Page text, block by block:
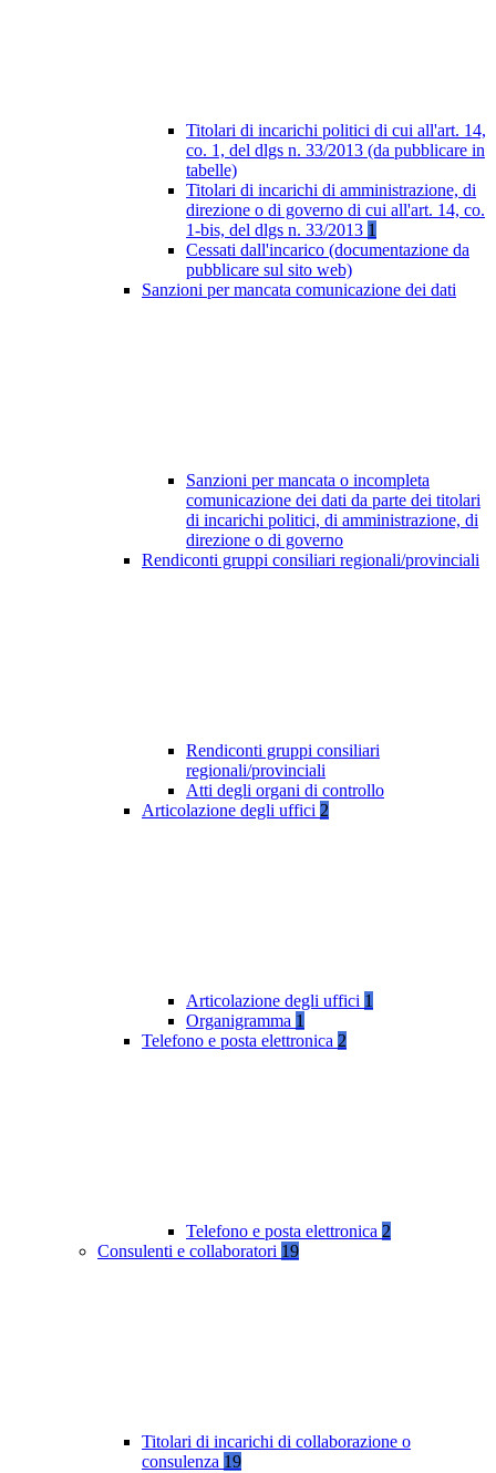
Titolari di incarichi politici di cui all'art. 14,
co. 1, del dlgs n. 33/2013 (da pubblicare in
tabelle)
Titolari di incarichi di amministrazione, di
direzione o di governo di cui all'art. 14, co.
1-bis, del dlgs n. 33/2013 1
Cessati dall'incarico (documentazione da
pubblicare sul sito web)
Sanzioni per mancata comunicazione dei dati
Sanzioni per mancata o incompleta
comunicazione dei dati da parte dei titolari
di incarichi politici, di amministrazione, di
direzione o di governo
Rendiconti gruppi consiliari regionali/provinciali
Rendiconti gruppi consiliari
regionali/provinciali
Atti degli organi di controllo
Articolazione degli uffici 2
Articolazione degli uffici 1
Organigramma 1
Telefono e posta elettronica 2
Telefono e posta elettronica 2
Consulenti e collaboratori 19
Titolari di incarichi di collaborazione o
consulenza 19